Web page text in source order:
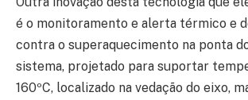
é o monitoramento e alerta térmico e
contra o superaquecimento na ponta
sistema, projetado para suportar
160ºC, localizado na vedação do eixo,